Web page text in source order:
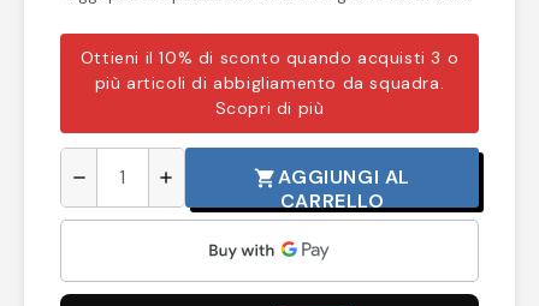
Ottieni il 10% di sconto quando acquisti 3 o
più articoli di abbigliamento da squadra.
Scopri di più
remove add shopping_cartAGGIUNGI AL
CARRELLO